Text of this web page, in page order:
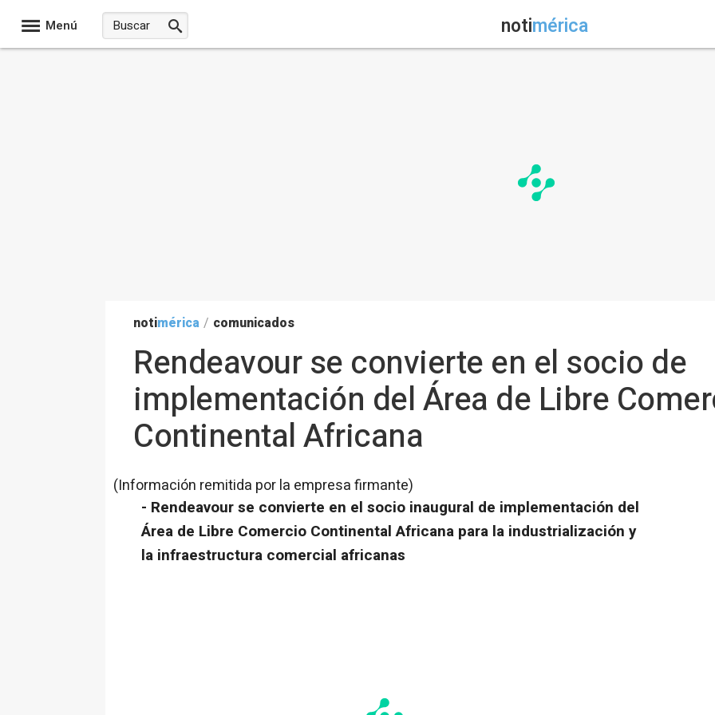
Menú notimérica
notimérica / comunicados
Rendeavour se convierte en el socio de
implementación del Área de Libre
Continental Africana
(Información remitida por la empresa firmante)
- Rendeavour se convierte en el socio inaugural de implementación del
Área de Libre Comercio Continental Africana para la industrialización y
la infraestructura comercial africanas